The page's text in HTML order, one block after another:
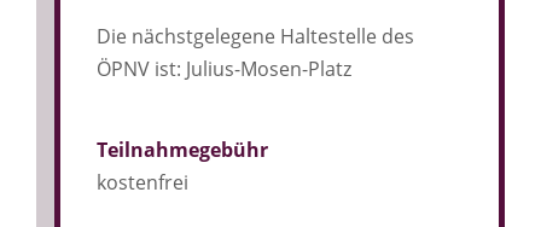
Die nächstgelegene Haltestelle des
ÖPNV ist: Julius-Mosen-Platz
Teilnahmegebühr
kostenfrei